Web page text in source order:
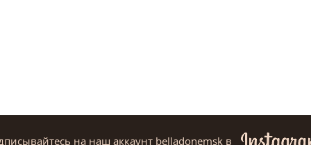
на наш аккаунт belladonemsk в